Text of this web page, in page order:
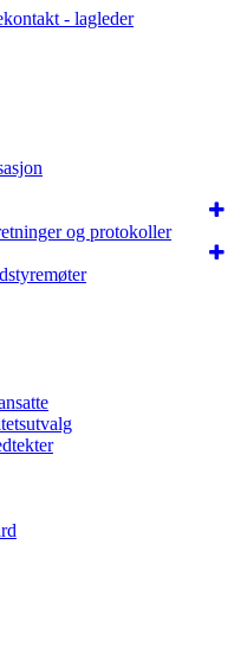
- lagleder
og protokoller